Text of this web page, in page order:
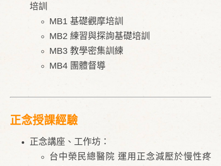
培訓
MB1 基礎觀摩培訓
MB2 練習與探詢基礎培訓
MB3 教學密集訓練
MB4 團體督導
正念授課經驗
正念講座、工作坊：
台中榮民總醫院 運用正念減壓於慢性疼